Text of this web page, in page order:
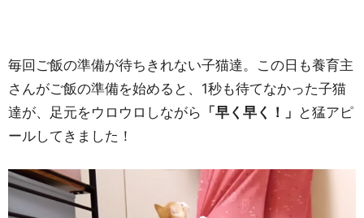
毎回ご飯の準備が待ちきれない子猫達。この日も養育主
さんがご飯の準備を始めると、1秒も待てなかった子猫
達が、足元をウロウロしながら 「早く早く！」 と猛アピ
ールしてきました！